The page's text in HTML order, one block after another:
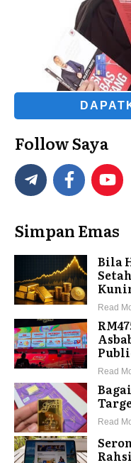
Follow Saya
Simpan Emas
Bila
Read
Read
Read